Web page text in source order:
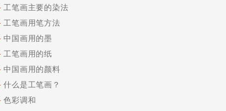
工笔画主要的染法
工笔画用笔方法
中国画用的墨
工笔画用的纸
中国画用的颜料
什么是工笔画？
色彩调和